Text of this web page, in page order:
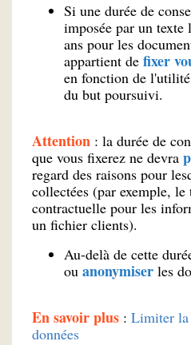
Si une durée de
imposée par un texte
ans pour les
appartient de fixer
en fonction de
du but poursuivi.
Attention : la durée de
que vous fixerez ne devra
regard des raisons pour
collectées (par exemple,
contractuelle pour les
un fichier clients).
Au-delà de cette
ou anonymiser les
En savoir plus : Limiter la
données